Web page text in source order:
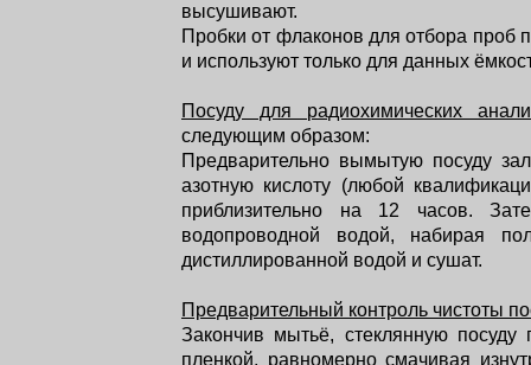
высушивают.
Пробки от флаконов для отбора проб
и используют только для данных
Посуду для радиохимических
следующим образом:
Предварительно вымытую посуду
азотную кислоту (любой
приблизительно на 12 часов.
водопроводной водой, набирая
дистиллированной водой и сушат.
Предварительный контроль чистоты
Закончив мытьё, стеклянную
пленкой, равномерно смачивая